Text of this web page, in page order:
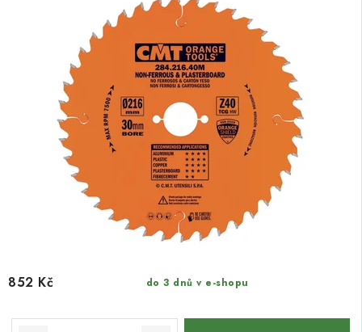
do 3 dnů v e-shopu
852 Kč